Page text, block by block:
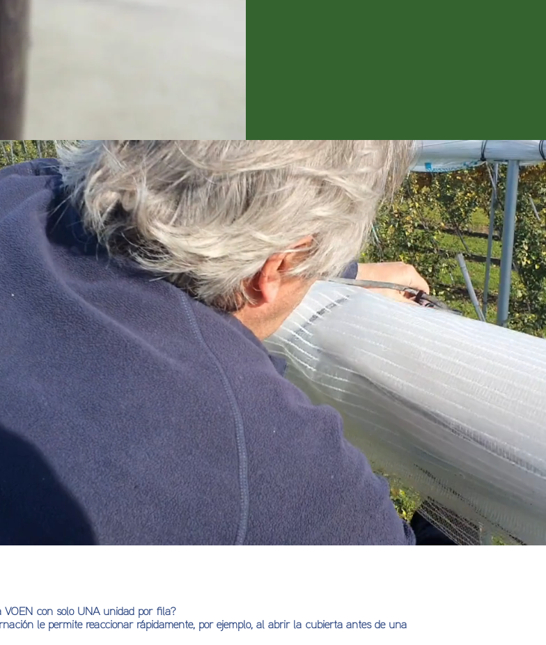
con solo UNA unidad por fila?
le permite reaccionar rápidamente, por ejemplo, al abrir la cubierta antes de una